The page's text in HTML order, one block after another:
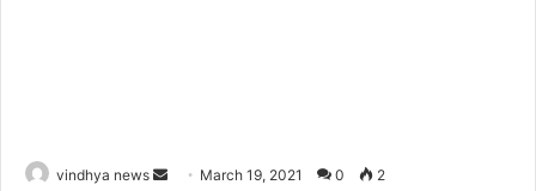
vindhya news
Send March 19, 2021 0 2